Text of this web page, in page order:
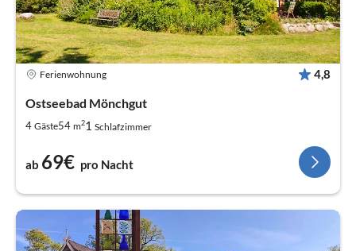
Ferienwohnung 4,8
Ostseebad Mönchgut
4 Gäste54 m21 Schlafzimmer
ab 69€ pro Nacht